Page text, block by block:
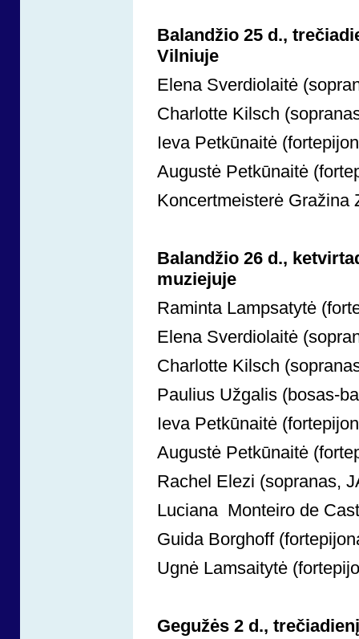
Balandžio 25 d.,
Vilniuje
Elena Sverdiolaitė
Charlotte Kilsch
Ieva Petkūnaitė
Augustė Petkūnaitė
Koncertmeisterė Gražina
Balandžio 26 d.,
muziejuje
Raminta Lampsatytė
Elena Sverdiolaitė
Charlotte Kilsch
Paulius Užgalis (bosas-
Ieva Petkūnaitė
Augustė Petkūnaitė
Rachel Elezi (sopranas,
Luciana Monteiro de
Guida Borghoff
Ugnė Lamsaitytė
Gegužės 2 d.,